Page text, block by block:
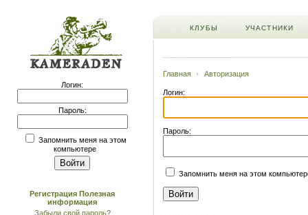
Логин:
Пароль:
Запомнить меня на этом
компьютере
Регистрация Полезная
информация
Забыли свой пароль?
КЛУБЫ УЧАСТНИКИ
Главная Авторизация
Логин:
Пароль:
Запомнить меня на этом